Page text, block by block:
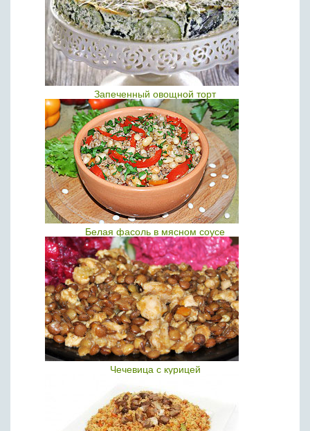
Запеченный овощной торт
Белая фасоль в мясном соусе
Чечевица с курицей